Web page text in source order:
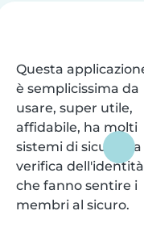
Questa
è semplicissima da
usare, super utile,
affidabile, ha molti
sistemi di sicurezza
verifica dell'identità
che fanno sentire i
membri al sicuro.